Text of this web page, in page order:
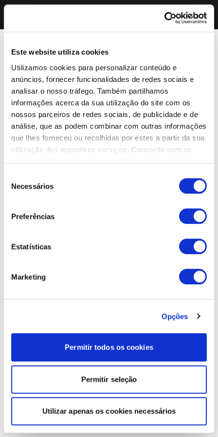
Este website utiliza cookies
Utilizamos cookies para personalizar conteúdo e
anúncios, fornecer funcionalidades de redes sociais e
analisar o nosso tráfego. Também partilhamos
informações acerca da sua utilização do site com os
nossos parceiros de redes sociais, de publicidade e de
análise, que as podem combinar com outras informações
que lhes forneceu ou recolhidas por estes a partir da sua
utilização dos respetivos serviços. Concorda com os
Necessários
Preferências
Estatísticas
Marketing
Opções
Permitir todos os cookies
Permitir seleção
Utilizar apenas os cookies necessários